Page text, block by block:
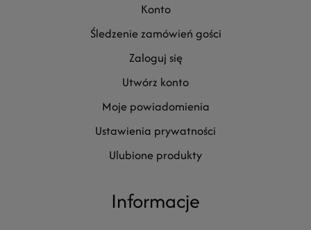
Informacje
konto
śledzenie zamówień gości
zaloguj się
utwórz konto
moje powiadomienia
ustawienia prywatności
ulubione produkty